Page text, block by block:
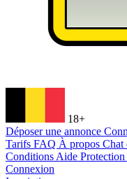
18+
Déposer une annonce
Tarifs FAQ À propos Chat
Conditions Aide
Connexion